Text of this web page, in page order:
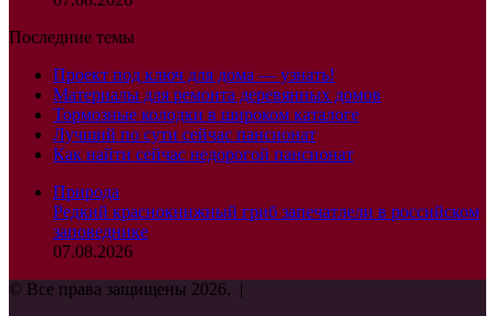
Последние темы
Проект под ключ для дома — узнать!
Материалы для ремонта деревянных домов
Тормозные колодки в широком каталоге
Лучший по сути сейчас пансионат
Как найти сейчас недорогой пансионат
Природа
Редкий краснокнижный гриб запечатлели в российском
заповеднике
07.08.2026
© Все права защищены 2026, |